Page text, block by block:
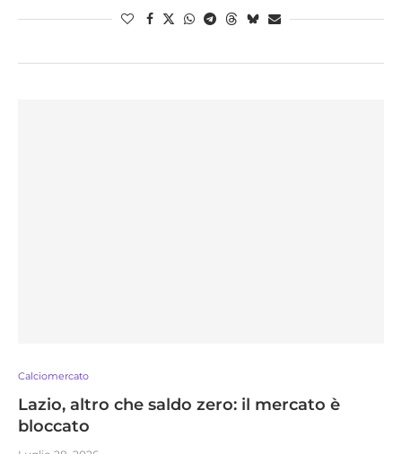
Calciomercato
Lazio, altro che saldo zero: il mercato è
bloccato